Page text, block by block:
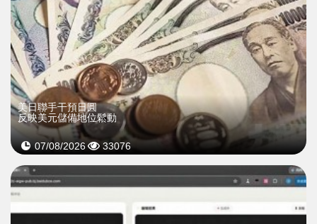
美日聯手干預日圓
反映美元儲備地位鬆動
07/08/2026 33076